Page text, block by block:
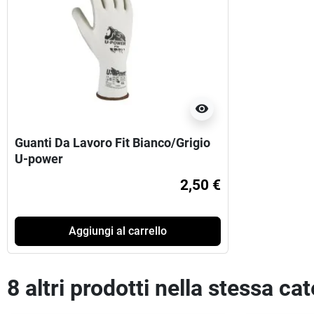
visibility
Guanti Da Lavoro Fit Bianco/Grigio
U-power
2,50 €
Aggiungi al carrello
8 altri prodotti nella stessa